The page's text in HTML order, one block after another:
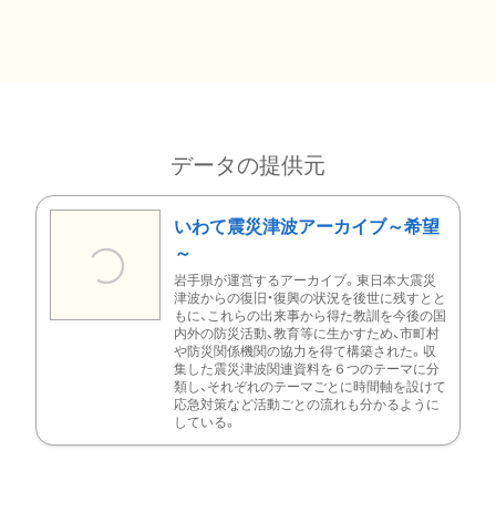
データの提供元
いわて震災津波アーカイブ～希望
～
岩手県が運営するアーカイブ。東日本大震災
津波からの復旧・復興の状況を後世に残すとと
もに、これらの出来事から得た教訓を今後の国
内外の防災活動、教育等に生かすため、市町村
や防災関係機関の協力を得て構築された。収
集した震災津波関連資料を６つのテーマに分
類し、それぞれのテーマごとに時間軸を設けて
応急対策など活動ごとの流れも分かるように
している。